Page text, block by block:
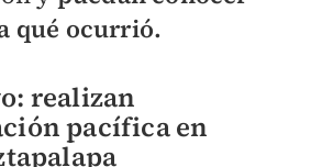
qué ocurrió.
realizan
pacífica en